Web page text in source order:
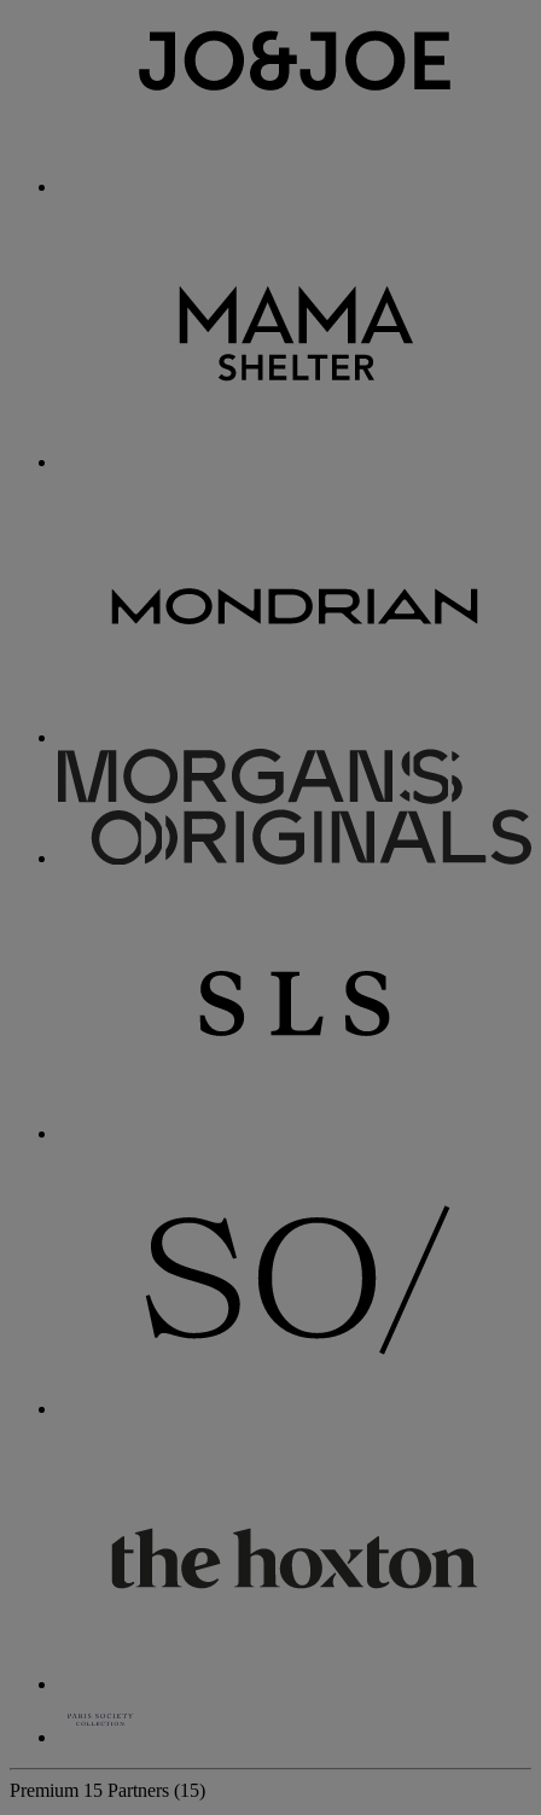
Premium 15 Partners (15)